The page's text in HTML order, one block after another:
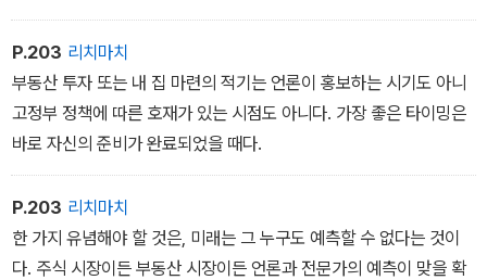
다. 오직 자신이 발로 뛰며 찾은 정보와 많은 경험을 통해 세운 기준을
가지고 직접 선택해야 한다. 전문가들의 말을 전부 믿지는 말자. 그 전
문기의 말에 공감이 됐다면 반드시 발품을 통해 자신의 투자 기준에
적합한지 검증해보는 과정을 거쳐야 한다.
P.203 리치마치
부동산 투자 또는 내 집 마련의 적기는 언론이 홍보하는 시기도 아니
고정부 정책에 따른 호재가 있는 시점도 아니다. 가장 좋은 타이밍은
바로 자신의 준비가 완료되었을 때다.
P.203 리치마치
한 가지 유념해야 할 것은, 미래는 그 누구도 예측할 수 없다는 것이
다. 주식 시장이든 부동산 시장이든 언론과 전문가의 예측이 맞을 확